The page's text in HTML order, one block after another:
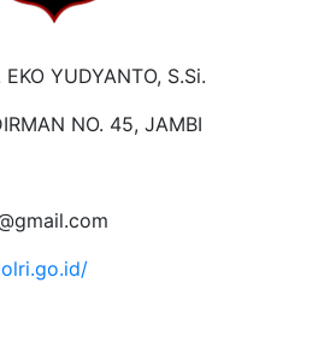
YUDYANTO, S.Si.
NO. 45, JAMBI